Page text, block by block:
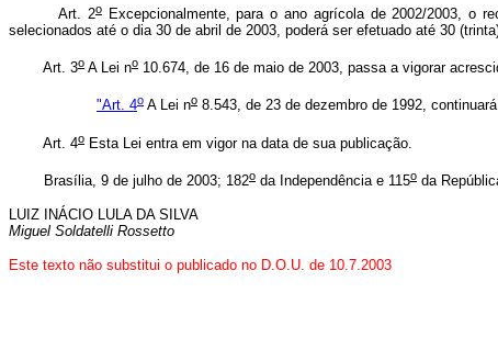
Art. 2o Excepcionalmente, para o ano agrícola de 2002/2003, o
selecionados até o dia 30 de abril de 2003, poderá ser efetuado até 30
Art. 3o A Lei no 10.674, de 16 de maio de 2003, passa a vigorar
"Art. 4o A Lei no 8.543, de 23 de dezembro de 1992,
Art. 4o Esta Lei entra em vigor na data de sua publicação.
Brasília, 9 de julho de 2003; 182o da Independência e 115o da
LUIZ INÁCIO LULA DA SILVA
Miguel Soldatelli Rossetto
Este texto não substitui o publicado no D.O.U. de 10.7.2003